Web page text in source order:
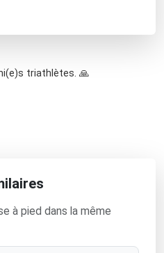
triathlètes. 🙏
à pied dans la même